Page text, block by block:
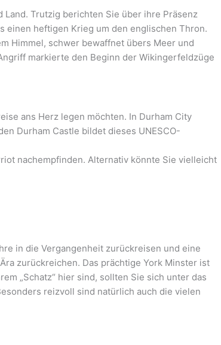
Trutzig berichten Sie über ihre Präsenz
einen heftigen Krieg um den englischen Thron.
Himmel, schwer bewaffnet übers Meer und
markierte den Beginn der Wikingerfeldzüge
ans Herz legen möchten. In Durham City
Durham Castle bildet dieses UNESCO-
nachempfinden. Alternativ könnte Sie vielleicht
in die Vergangenheit zurückreisen und eine
zurückreichen. Das prächtige York Minster ist
„Schatz“ hier sind, sollten Sie sich unter das
reizvoll sind natürlich auch die vielen